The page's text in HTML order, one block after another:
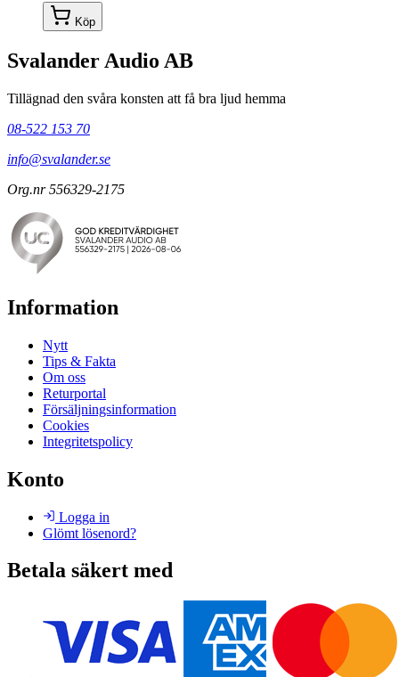
Köp
Svalander Audio AB
Tillägnad den svåra konsten att få bra ljud hemma
08-522 153 70
info@svalander.se
Org.nr 556329-2175
Information
Nytt
Tips & Fakta
Om oss
Returportal
Försäljningsinformation
Cookies
Integritetspolicy
Konto
Logga in
Glömt lösenord?
Betala säkert med